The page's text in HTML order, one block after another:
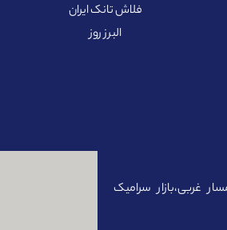
فلاش تانک ایران
البرز روز
غربی،بازار سرامیک